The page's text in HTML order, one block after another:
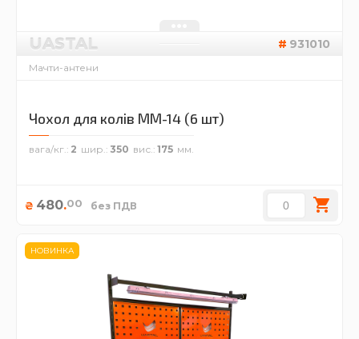
UASTAL 931010
Мачти-антени
Чохол для колів ММ-14 (6 шт)
вага/кг. 2 шир. 350 вис. 175
₴ 480.00 без ПДВ
НОВИНКА